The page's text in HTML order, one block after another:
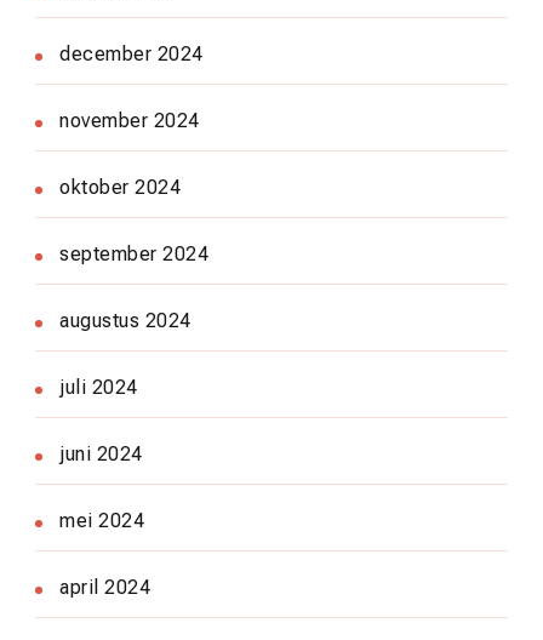
december 2024
november 2024
oktober 2024
september 2024
augustus 2024
juli 2024
juni 2024
mei 2024
april 2024